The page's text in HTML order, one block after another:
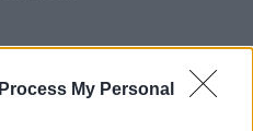
My Personal
i propri interessi
su pochi temi, autori o editori
non va bene.La